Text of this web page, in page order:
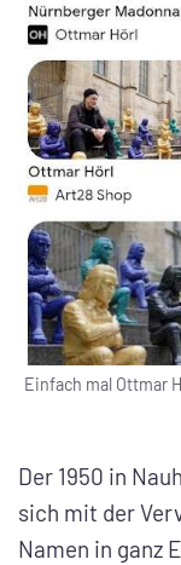
Einfach mal Ottmar
Der 1950 in
sich mit der
Namen in ganz